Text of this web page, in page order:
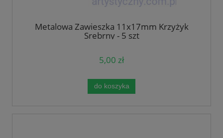
Metalowa Zawieszka 11x17mm Krzyżyk
Srebrny - 5 szt
5,00 zł
do koszyka